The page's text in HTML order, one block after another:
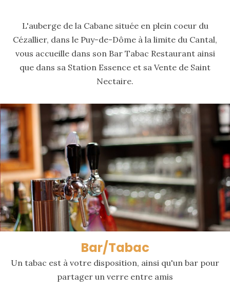
L'auberge de la Cabane située en plein coeur du
Cézallier, dans le Puy-de-Dôme à la limite du Cantal,
vous accueille dans son Bar Tabac Restaurant ainsi
que dans sa Station Essence et sa Vente de Saint
Nectaire.
Bar/Tabac
Un tabac est à votre disposition, ainsi qu'un bar pour
partager un verre entre amis